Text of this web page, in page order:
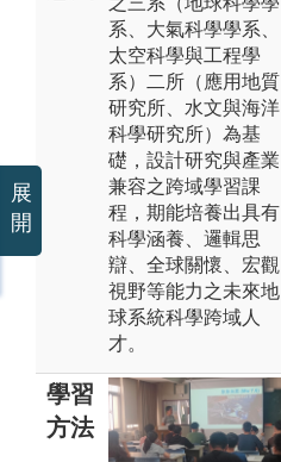
系、大氣科學學系、
太空科學與工程學
系）二所（應用地質
研究所、水文與海洋
科學研究所）為基
礎，設計研究與產業
兼容之跨域學習課
程，期能培養出具有
科學涵養、邏輯思
辯、全球關懷、宏觀
視野等能力之未來地
球系統科學跨域人
才。
學習
方法
展
開